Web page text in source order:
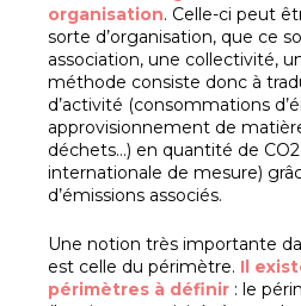
organisation. Celle-ci peut
sorte d’organisation, que ce
association, une collectivité,
méthode consiste donc à
d’activité (consommations
approvisionnement de
déchets…) en quantité de
internationale de mesure)
d’émissions associés.
Une notion très importante
est celle du périmètre. Il
périmètres à définir : le